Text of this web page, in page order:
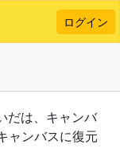
ログイン
だは、キャンバ
ャンバスに復元